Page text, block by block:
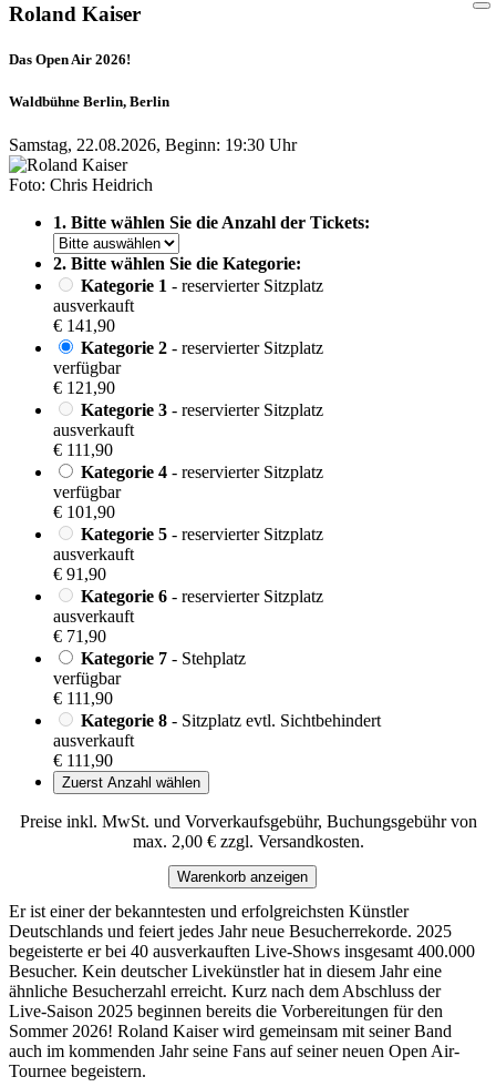
Roland Kaiser
Das Open Air 2026!
Waldbühne Berlin, Berlin
Samstag, 22.08.2026, Beginn: 19:30 Uhr
Foto: Chris Heidrich
1. Bitte wählen Sie die Anzahl der Tickets:
2. Bitte wählen Sie die Kategorie:
Kategorie 1 - reservierter Sitzplatz
ausverkauft
€ 141,90
Kategorie 2 - reservierter Sitzplatz
verfügbar
€ 121,90
Kategorie 3 - reservierter Sitzplatz
ausverkauft
€ 111,90
Kategorie 4 - reservierter Sitzplatz
verfügbar
€ 101,90
Kategorie 5 - reservierter Sitzplatz
ausverkauft
€ 91,90
Kategorie 6 - reservierter Sitzplatz
ausverkauft
€ 71,90
Kategorie 7 - Stehplatz
verfügbar
€ 111,90
Kategorie 8 - Sitzplatz evtl. Sichtbehindert
ausverkauft
€ 111,90
Zuerst Anzahl wählen
Preise inkl. MwSt. und Vorverkaufsgebühr, Buchungsgebühr von
max. 2,00 € zzgl. Versandkosten.
Warenkorb anzeigen
Er ist einer der bekanntesten und erfolgreichsten Künstler
Deutschlands und feiert jedes Jahr neue Besucherrekorde. 2025
begeisterte er bei 40 ausverkauften Live-Shows insgesamt 400.000
Besucher. Kein deutscher Livekünstler hat in diesem Jahr eine
ähnliche Besucherzahl erreicht. Kurz nach dem Abschluss der
Live-Saison 2025 beginnen bereits die Vorbereitungen für den
Sommer 2026! Roland Kaiser wird gemeinsam mit seiner Band
auch im kommenden Jahr seine Fans auf seiner neuen Open Air-
Tournee begeistern.